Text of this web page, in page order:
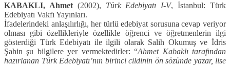
KABAKLI, Ahmet(2002), Türk Edebiyatı I-V, İstanbul: Türk
Edebiyatı Vakfı Yayınları.
İfadelerindeki anlaşılırlığı, her türlü edebiyat sorusuna cevap veriyor
olması gibi özellikleriyle özellikle öğrenci ve öğretmenlerin ilgi
gösterdiği Türk Edebiyatı ile ilgili olarak Salih Okumuş ve İdris
Şahin şu bilgilere yer vermektedirler: “Ahmet Kabaklı tarafından
hazırlanan Türk Edebiyatı’nın birinci cildinin ön sözünde yazar, lise